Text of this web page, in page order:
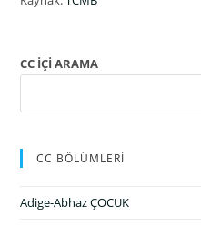
CC İÇİ ARAMA
CC BÖLÜMLERİ
Adige-Abhaz ÇOCUK